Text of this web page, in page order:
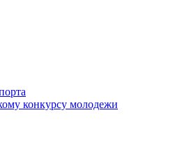
конкурсу молодежи